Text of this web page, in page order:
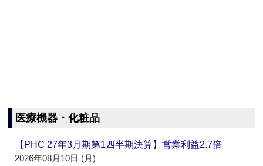
医療機器・化粧品
【PHC 27年3月期第1四半期決算】営業利益2.7倍
2026年08月10日 (月)